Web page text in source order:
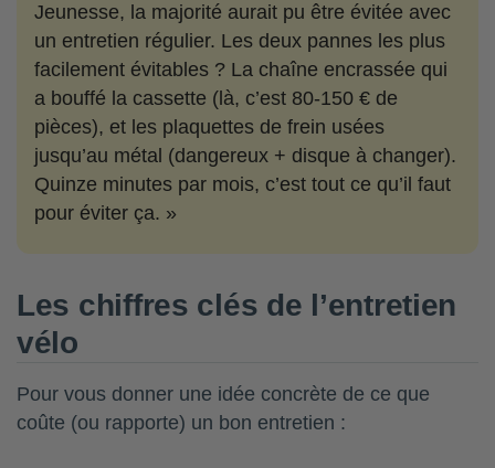
Jeunesse, la majorité aurait pu être évitée avec
un entretien régulier. Les deux pannes les plus
facilement évitables ? La chaîne encrassée qui
a bouffé la cassette (là, c’est 80-150 € de
pièces), et les plaquettes de frein usées
jusqu’au métal (dangereux + disque à changer).
Quinze minutes par mois, c’est tout ce qu’il faut
pour éviter ça. »
Les chiffres clés de l’entretien
vélo
Pour vous donner une idée concrète de ce que
coûte (ou rapporte) un bon entretien :